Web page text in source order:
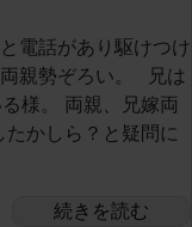
電話があり駆けつけ
親勢ぞろい。 兄は
様。 両親、兄嫁両
かしら？と疑問に
続きを読む